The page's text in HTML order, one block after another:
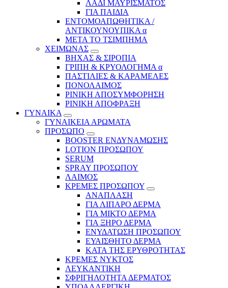
ΛΑΔΙ ΜΑΥΡΙΣΜΑΤΟΣ
ΓΙΑ ΠΑΙΔΙΑ
ΕΝΤΟΜΟΑΠΩΘΗΤΙΚΑ /
ΑΝΤΙΚΟΥΝΟΥΠΙΚΑ α
ΜΕΤΑ ΤΟ ΤΣΙΜΠΗΜΑ
ΧΕΙΜΩΝΑΣ
ΒΗΧΑΣ & ΣΙΡΟΠΙΑ
ΓΡΙΠΗ & ΚΡΥΟΛΟΓΗΜΑ α
ΠΑΣΤΙΛΙΕΣ & ΚΑΡΑΜΕΛΕΣ
ΠΟΝΟΛΑΙΜΟΣ
ΡΙΝΙΚΗ ΑΠΟΣΥΜΦΟΡΗΣΗ
ΡΙΝΙΚΗ ΑΠΟΦΡΑΞΗ
ΓΥΝΑΙΚΑ
ΓΥΝΑΙΚΕΙΑ ΑΡΩΜΑΤΑ
ΠΡΟΣΩΠΟ
BOOSTER ΕΝΔΥΝΑΜΩΣΗΣ
LOTION ΠΡΟΣΩΠΟΥ
SERUM
SPRAY ΠΡΟΣΩΠΟΥ
ΛΑΙΜΟΣ
ΚΡΕΜΕΣ ΠΡΟΣΩΠΟΥ
ΑΝΑΠΛΑΣΗ
ΓΙΑ ΛΙΠΑΡΟ ΔΕΡΜΑ
ΓΙΑ ΜΙΚΤΟ ΔΕΡΜΑ
ΓΙΑ ΞΗΡΟ ΔΕΡΜΑ
ΕΝΥΔΑΤΩΣΗ ΠΡΟΣΩΠΟΥ
ΕΥΑΙΣΘΗΤΟ ΔΕΡΜΑ
ΚΑΤΑ ΤΗΣ ΕΡΥΘΡΟΤΗΤΑΣ
ΚΡΕΜΕΣ ΝΥΚΤΟΣ
ΛΕΥΚΑΝΤΙΚΗ
ΣΦΡΙΓΗΛΟΤΗΤΑ ΔΕΡΜΑΤΟΣ